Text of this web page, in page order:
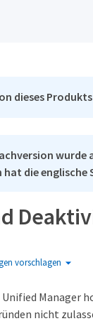
dieses
die englische
vorschlagen
Manager
nicht